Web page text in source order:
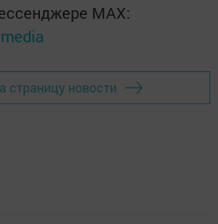
MАХ:
страницу новости